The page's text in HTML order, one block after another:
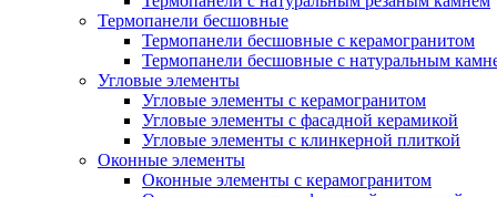
Термопанели бесшовные
Термопанели бесшовные с керамогранитом
Термопанели бесшовные с натуральным
Угловые элементы
Угловые элементы с керамогранитом
Угловые элементы с фасадной керамикой
Угловые элементы с клинкерной плиткой
Оконные элементы
Оконные элементы с керамогранитом